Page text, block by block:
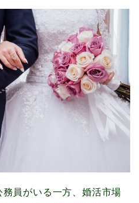
務員がいる一方、婚活市場